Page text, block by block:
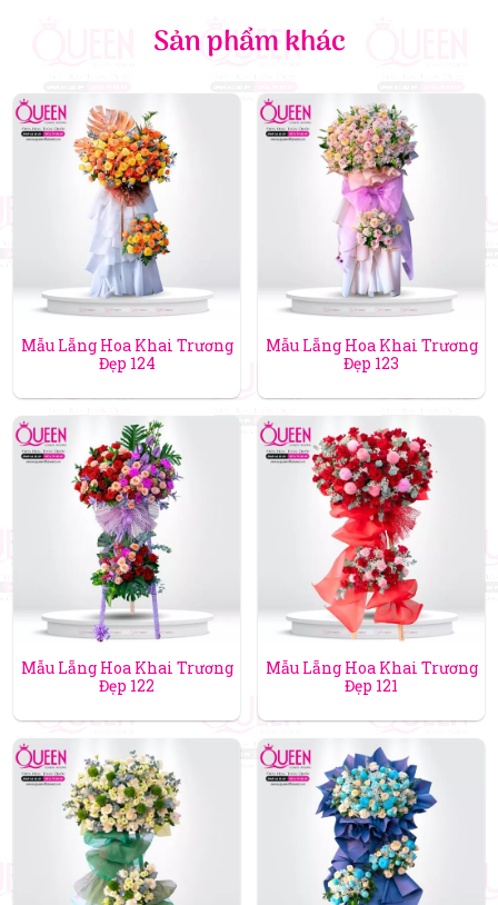
Sản phẩm khác
Mẫu Lẵng Hoa Khai Trương
Đẹp 124
Mẫu Lẵng Hoa Khai Trương
Đẹp 123
Mẫu Lẵng Hoa Khai Trương
Đẹp 122
Mẫu Lẵng Hoa Khai Trương
Đẹp 121